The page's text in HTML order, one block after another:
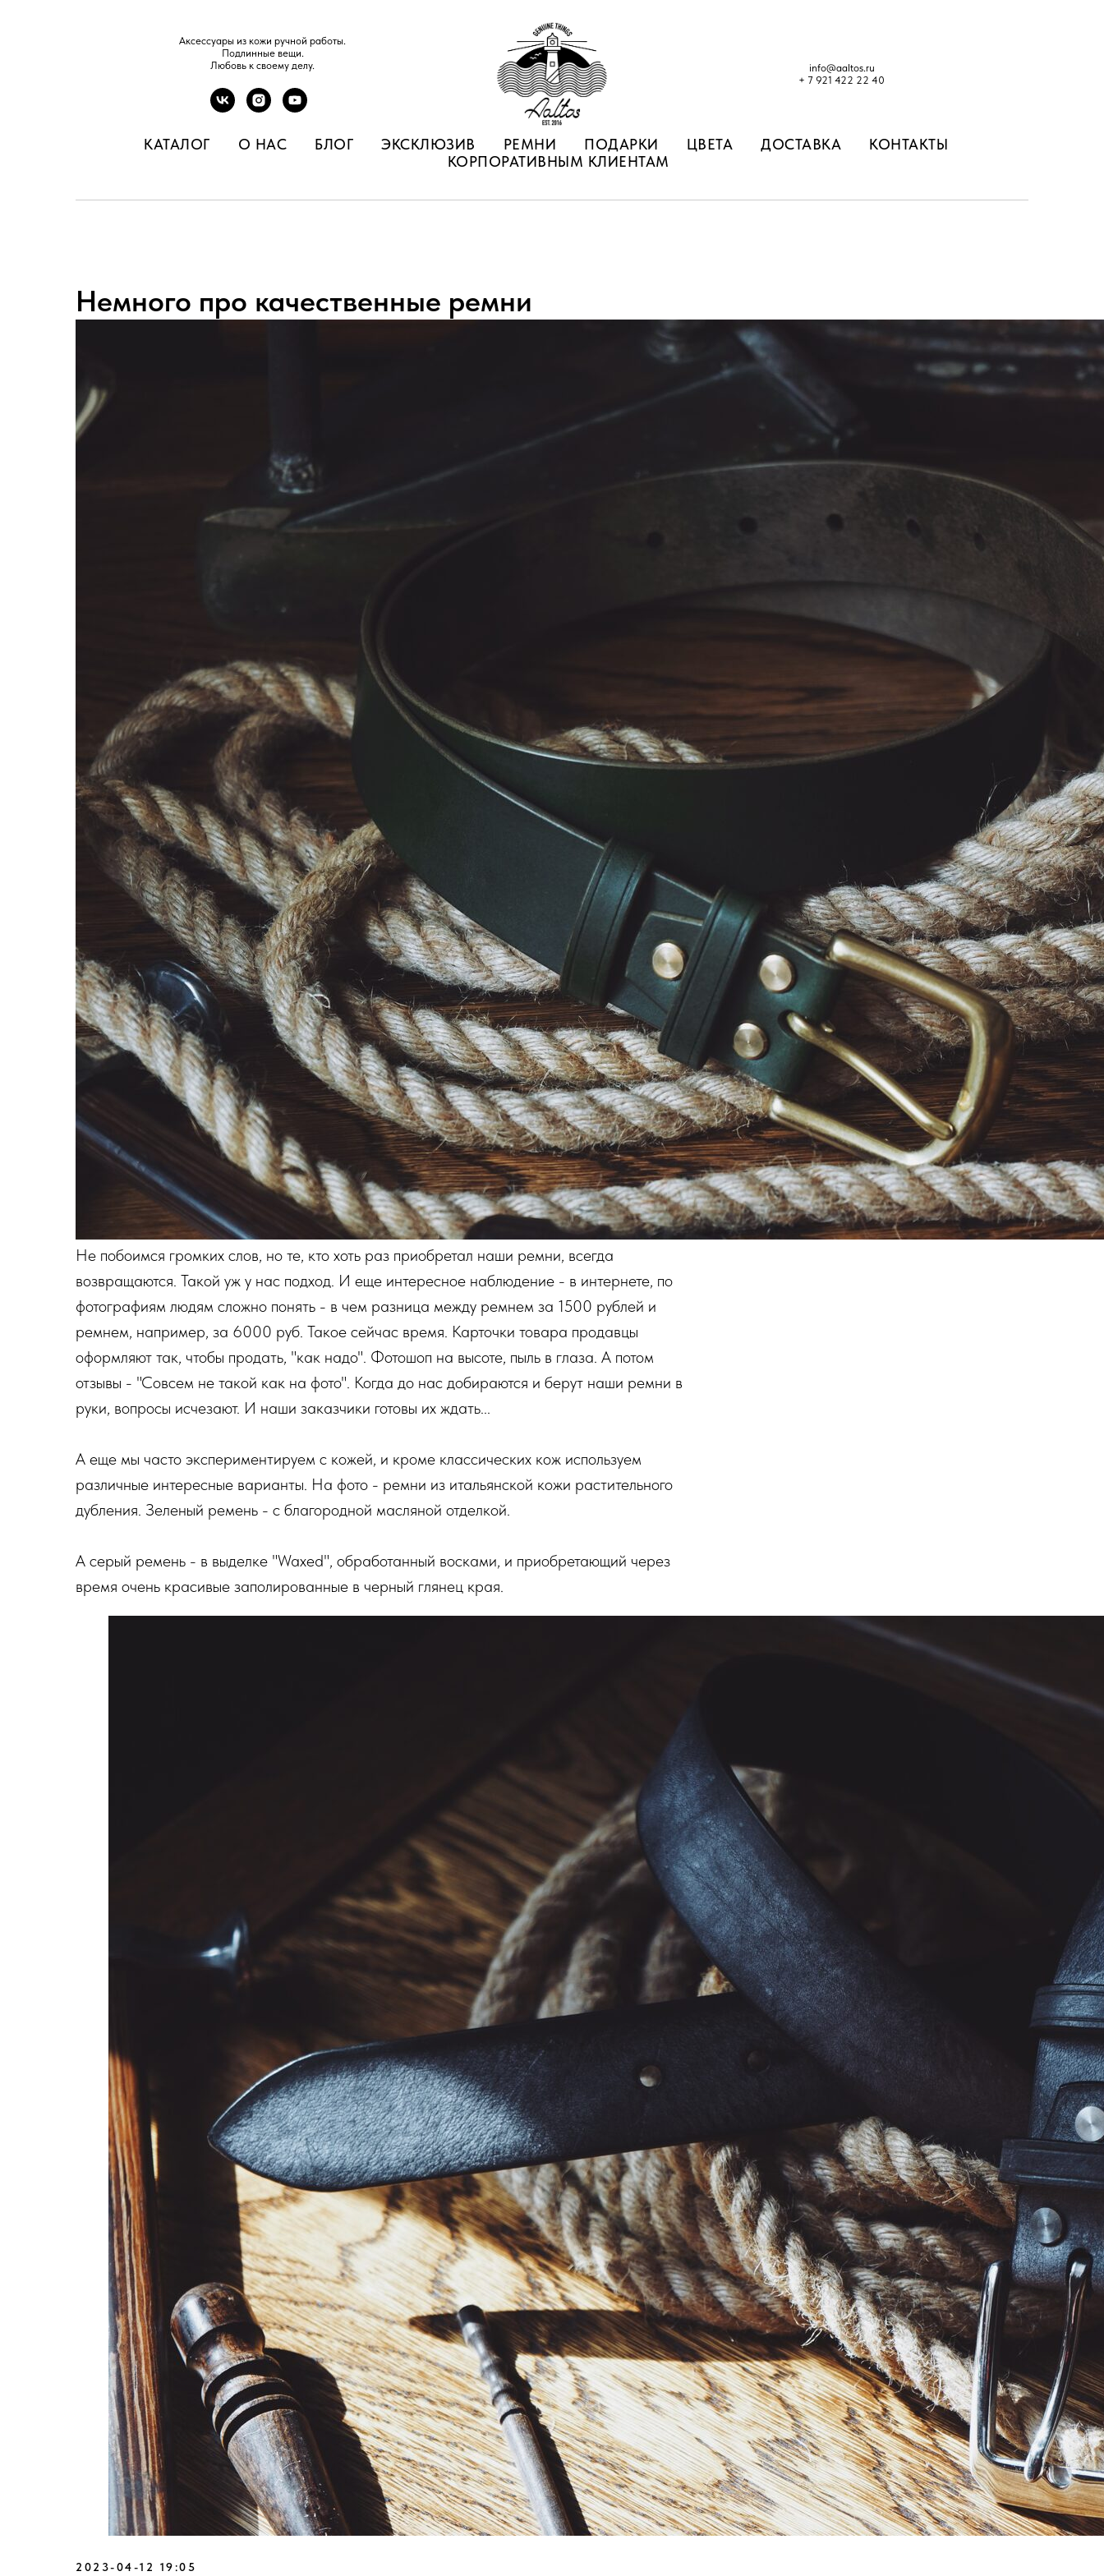
Аксессуары из кожи ручной работы.
Подлинные вещи.
Любовь к своему делу.
info@aaltos.ru
+ 7 921 422 22 40
КАТАЛОГ О НАС БЛОГ ЭКСКЛЮЗИВ РЕМНИ ПОДАРКИ ЦВЕТА ДОСТАВКА
КОНТАКТЫ
КОРПОРАТИВНЫМ КЛИЕНТАМ
Немного про качественные ремни
Не побоимся громких слов, но те, кто хоть раз приобретал наши ремни, всегда
возвращаются. Такой уж у нас подход. И еще интересное наблюдение - в интернете, по
фотографиям людям сложно понять - в чем разница между ремнем за 1500 рублей и
ремнем, например, за 6000 руб. Такое сейчас время. Карточки товара продавцы
оформляют так, чтобы продать, "как надо". Фотошоп на высоте, пыль в глаза. А потом
отзывы - "Совсем не такой как на фото". Когда до нас добираются и берут наши ремни в
руки, вопросы исчезают. И наши заказчики готовы их ждать...
А еще мы часто экспериментируем с кожей, и кроме классических кож используем
различные интересные варианты. На фото - ремни из итальянской кожи растительного
дубления. Зеленый ремень - с благородной масляной отделкой.
А серый ремень - в выделке "Waxed", обработанный восками, и приобретающий через
время очень красивые заполированные в черный глянец края.
2023-04-12 19:05